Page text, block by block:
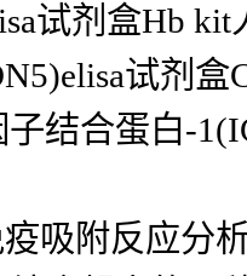
试剂盒Hb
试剂
结合蛋白-
吸附反应分